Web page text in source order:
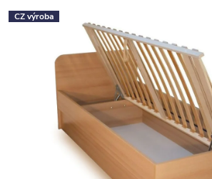
CZ výroba